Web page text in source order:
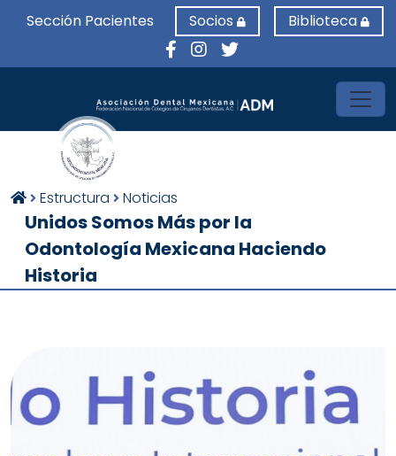
Sección Pacientes Socios Biblioteca
Estructura Noticias
Unidos Somos Más por la
Odontología Mexicana Haciendo
Historia